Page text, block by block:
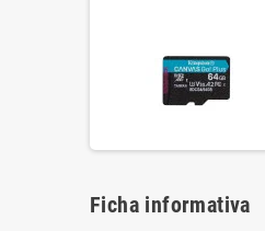
Ficha informativa